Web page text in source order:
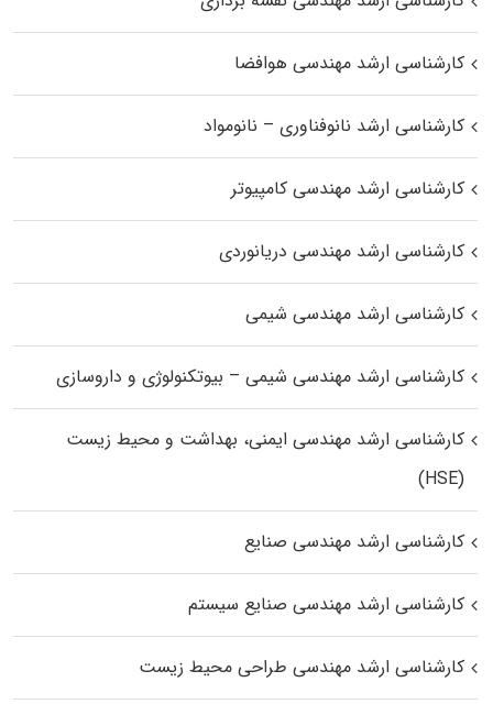
کارشناسی ارشد مهندسی هوافضا
کارشناسی ارشد نانوفناوری – نانومواد
کارشناسی ارشد مهندسی کامپیوتر
کارشناسی ارشد مهندسی دریانوردی
کارشناسی ارشد مهندسی شیمی
کارشناسی ارشد مهندسی شیمی – بیوتکنولوژی و داروسازی
کارشناسی ارشد مهندسی ایمنی، بهداشت و محیط زیست
(HSE)
کارشناسی ارشد مهندسی صنایع
کارشناسی ارشد مهندسی صنایع سیستم
کارشناسی ارشد مهندسی طراحی محیط زیست